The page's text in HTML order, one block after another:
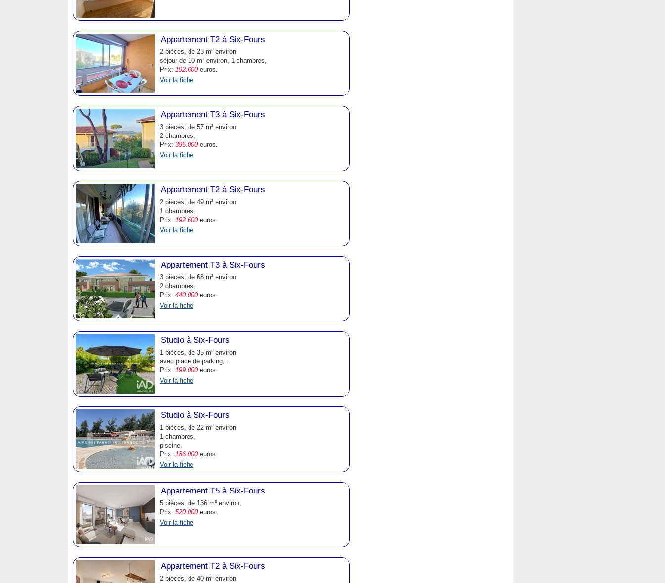
Appartement T2 à Six-Fours
2 pièces, de 23 m² environ,
séjour de 10 m² environ, 1 chambres,
Prix: 192.600 euros.
Voir la fiche
Appartement T3 à Six-Fours
3 pièces, de 57 m² environ,
2 chambres,
Prix: 395.000 euros.
Voir la fiche
Appartement T2 à Six-Fours
2 pièces, de 49 m² environ,
1 chambres,
Prix: 192.600 euros.
Voir la fiche
Appartement T3 à Six-Fours
3 pièces, de 68 m² environ,
2 chambres,
Prix: 440.000 euros.
Voir la fiche
Studio à Six-Fours
1 pièces, de 35 m² environ,
avec place de parking, .
Prix: 199.000 euros.
Voir la fiche
Studio à Six-Fours
1 pièces, de 22 m² environ,
1 chambres,
piscine,
Prix: 186.000 euros.
Voir la fiche
Appartement T5 à Six-Fours
5 pièces, de 136 m² environ,
Prix: 520.000 euros.
Voir la fiche
Appartement T2 à Six-Fours
2 pièces, de 40 m² environ,